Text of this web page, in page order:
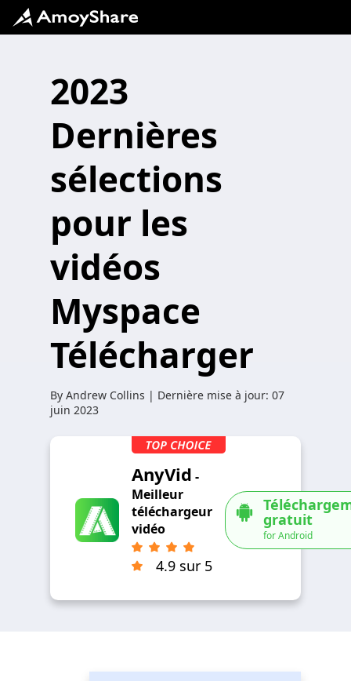
2023
Dernières
sélections
pour les
vidéos
Myspace
Télécharger
By Andrew Collins | Dernière mise à jour: 07
juin 2023
AnyVid -
Meilleur
téléchargeur
vidéo
4.9 sur 5
gratuit
for Android